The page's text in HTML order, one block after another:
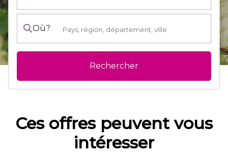
Où?
Rechercher
Ces offres peuvent vous
intéresser